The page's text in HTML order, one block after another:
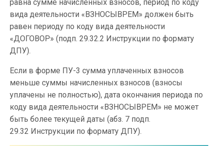
равна сумме начисленных взносов, период по коду
вида деятельности «ВЗНОСЫВРЕМ» должен быть
равен периоду по коду вида деятельности
«ДОГОВОР» (подп. 29.32.2 Инструкции по формату
ДПУ).
Если в форме ПУ-3 сумма уплаченных взносов
меньше суммы начисленных взносов (взносы
уплачены не полностью), дата окончания периода по
коду вида деятельности «ВЗНОСЫВРЕМ» не может
быть более текущей даты (абз. 7 подп.
29.32 Инструкции по формату ДПУ).